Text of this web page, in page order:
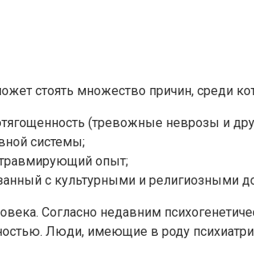
стоять множество причин, среди
(тревожные неврозы и
системы;
опыт;
с культурными и религиозными
Согласно недавним
Люди, имеющие в роду